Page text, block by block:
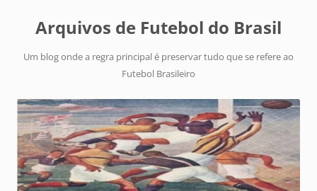
Arquivos de Futebol do Brasil
Um blog onde a regra principal é preservar tudo que se refere ao
Futebol Brasileiro